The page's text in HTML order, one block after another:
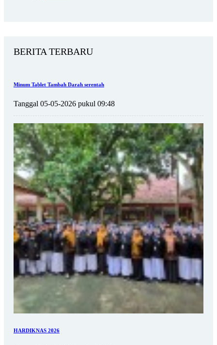
BERITA TERBARU
Minum Tablet Tambah Darah serentah
Tanggal 05-05-2026 pukul 09:48
HARDIKNAS 2026